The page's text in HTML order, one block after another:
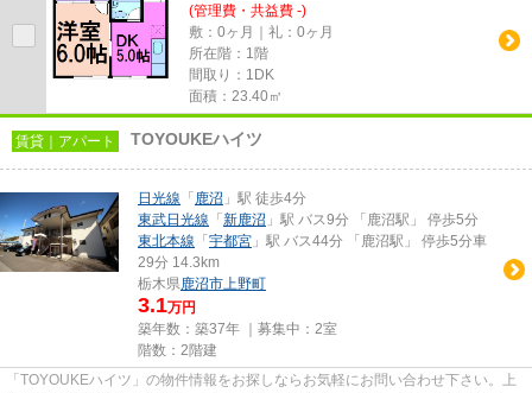
(管理費・共益費 -)
敷：0ヶ月｜礼：0ヶ月
所在階：1階
間取り：1DK
面積：23.40㎡
賃貸｜アパート TOYOUKEハイツ
日光線 「 鹿沼 」駅 徒歩4分
東武日光線 「 新鹿沼 」駅 バス9分 「鹿沼駅」 停歩5分
東北本線 「 宇都宮 」駅 バス44分 「鹿沼駅」 停歩5分車
29分 14.3km
栃木県鹿沼市上野町
3.1万円
築年数：築37年 ｜募集中： 2室
階数：2階建
「TOYOUKEハイツ」の物件情報をお探しならお気軽にお問い合わせ下さい。上